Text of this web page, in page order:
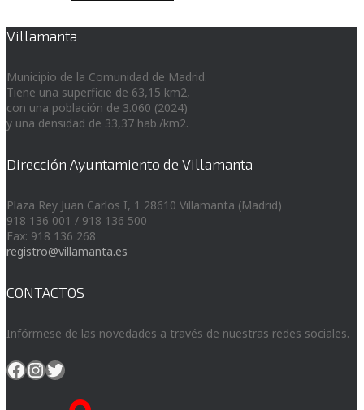
Villamanta
Municipio de la Comunidad de Madrid.
Tiene una superficie de 63,15 km2,
con una población de 3.060 (2024)
y una densidad de 33,37 hab./km2.
Dirección Ayuntamiento de Villamanta
Plaza Rey Juan Carlos I, 1 28610 Villamanta (Madrid)
918 136 001 / 918 136 500
Fax: 918 136 268
registro@villamanta.es
CONTACTOS
Infórmese de las novedades a través de nuestras redes sociales.
Facebook
Instagram
Twitter